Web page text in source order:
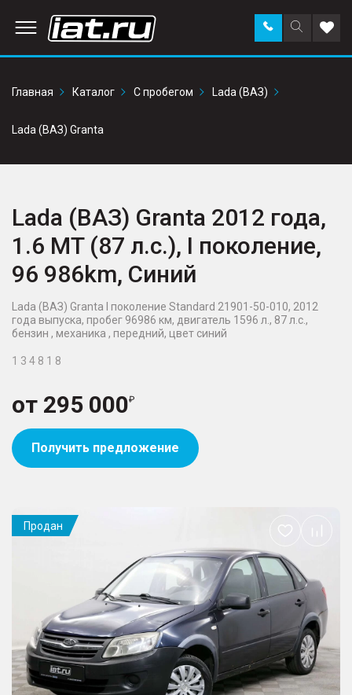
Поиск
по
Заказать
звонок в
Главная
Каталог С пробегом Lada (ВАЗ)
Lada (ВАЗ) Granta
Lada (ВАЗ) Granta 2012 года,
1.6 MT (87 л.с.), I поколение,
96 986km, Синий
Lada (ВАЗ) Granta I поколение Standard 21901-50-010, 2012
года выпуска, пробег 96986 км, двигатель 1596 л., 87 л.с.,
бензин , механика , передний, цвет синий
1 3 4 8 1 8
от 295 000
Получить предложение
Продан
Добавить
избранное